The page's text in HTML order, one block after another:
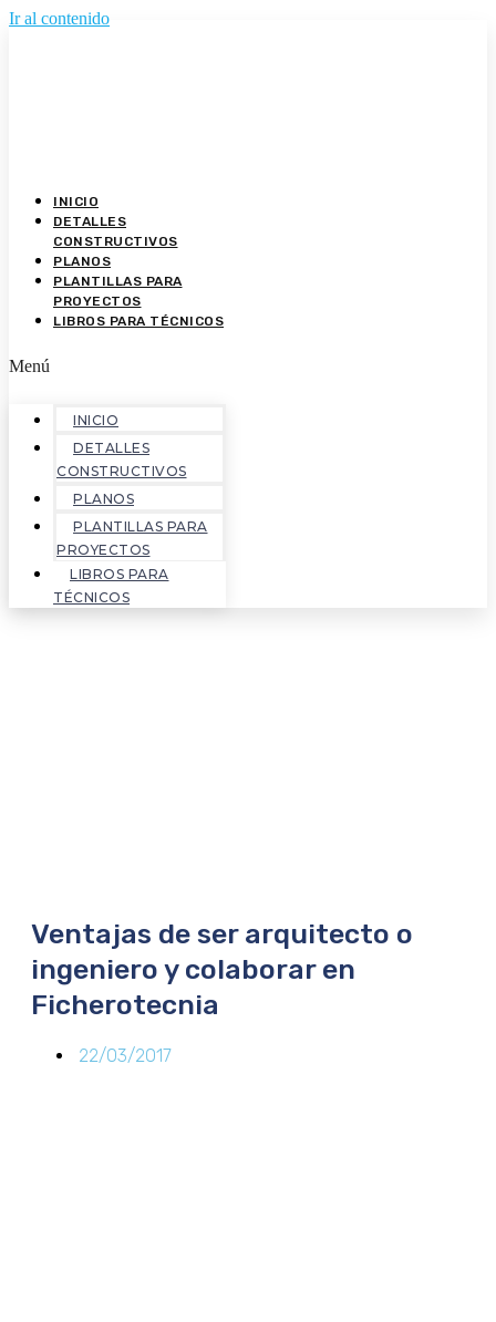
Ir al contenido
INICIO
DETALLES
CONSTRUCTIVOS
PLANOS
PLANTILLAS PARA
PROYECTOS
LIBROS PARA TÉCNICOS
Menú
INICIO
DETALLES
CONSTRUCTIVOS
PLANOS
PLANTILLAS PARA
PROYECTOS
LIBROS PARA
TÉCNICOS
Ventajas de ser arquitecto o
ingeniero y colaborar en
Ficherotecnia
22/03/2017